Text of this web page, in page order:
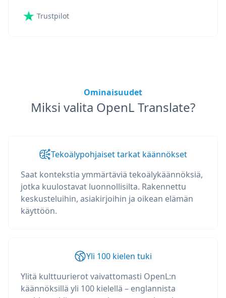
Trustpilot
Ominaisuudet
Miksi valita OpenL Translate?
Tekoälypohjaiset tarkat käännökset
Saat kontekstia ymmärtäviä tekoälykäännöksiä,
jotka kuulostavat luonnollisilta. Rakennettu
keskusteluihin, asiakirjoihin ja oikean elämän
käyttöön.
Yli 100 kielen tuki
Ylitä kulttuurierot vaivattomasti OpenL:n
käännöksillä yli 100 kielellä – englannista